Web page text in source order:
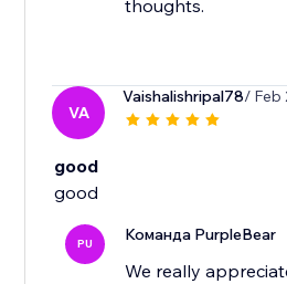
thoughts.
VA
Vaishalishripal78/ Feb
good
good
PU Команда PurpleBear
We really